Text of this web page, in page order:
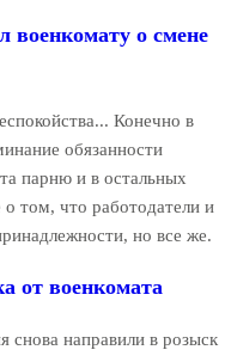
военкомату о смене
Конечно в
обязанности
парню и в остальных
том, что работодатели и
но все же.
от военкомата
снова направили в розыск